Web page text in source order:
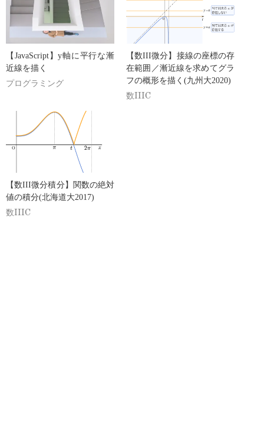
【JavaScript】y軸に平行な漸
近線を描く
プログラミング
【数III微分】接線の座標の存
在範囲／漸近線を求めてグラ
フの概形を描く(九州大2020)
数IIIC
【数III微分積分】関数の絶対
値の積分(北海道大2017)
数IIIC